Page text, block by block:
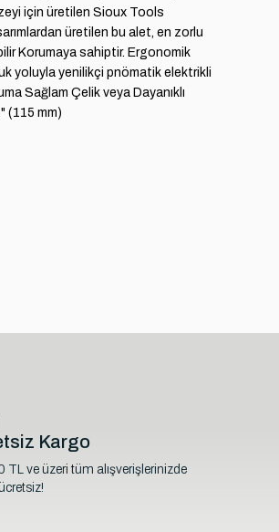
için üretilen Sioux Tools
üretilen bu alet, en zorlu
Korumaya sahiptir. Ergonomik
yoluyla yenilikçi pnömatik elektrikli
Sağlam Çelik veya Dayanıklı
(115 mm)
Kargo
TL ve üzeri tüm alışverişlerinizde